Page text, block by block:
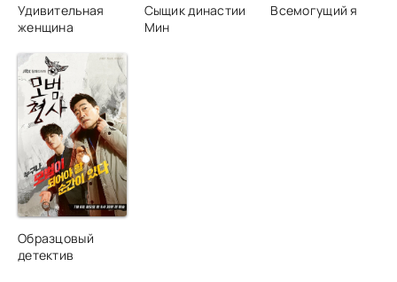
Удивительная
женщина
Сыщик династии
Мин
Всемогущий я
Образцовый
детектив